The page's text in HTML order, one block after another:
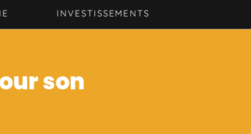
INVESTISSEMENTS
son